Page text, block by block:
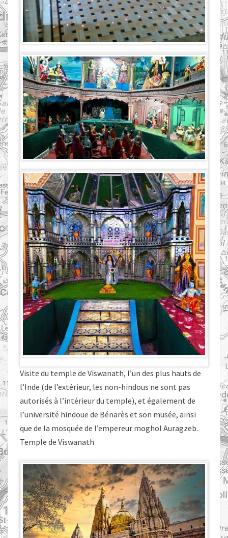
Visite du temple de Viswanath, l’un des plus hauts de
l’Inde (de l’extérieur, les non-hindous ne sont pas
autorisés à l’intérieur du temple), et également de
l’université hindoue de Bénarès et son musée, ainsi
que de la mosquée de l’empereur moghol Auragzeb.
Temple de Viswanath